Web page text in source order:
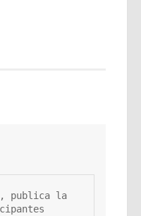
publica la